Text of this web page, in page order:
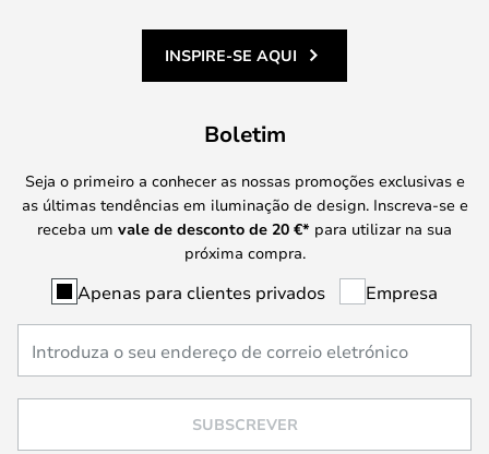
INSPIRE-SE AQUI
Boletim
Seja o primeiro a conhecer as nossas promoções exclusivas e
as últimas tendências em iluminação de design. Inscreva-se e
receba um vale de desconto de 20 €* para utilizar na sua
próxima compra.
Apenas para clientes privados Empresa
SUBSCREVER